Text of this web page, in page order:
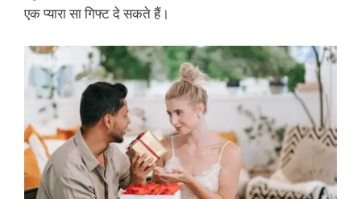
एक प्यारा सा गिफ्ट दे सकते हैं।